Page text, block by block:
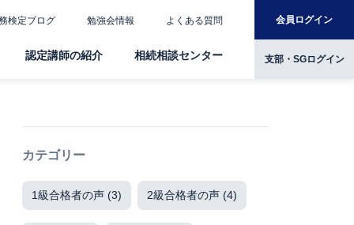
検定ブログ 勉強会情報 よくある質問 会員ログイン
認定講師の紹介 相続相談センター 支部・SGログイン
カテゴリー
1級合格者の声 (3) 2級合格者の声 (4)